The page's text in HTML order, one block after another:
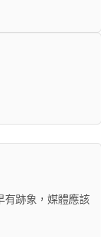
有跡象，媒體應該